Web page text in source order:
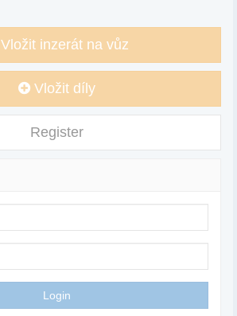
Vložit inzerát na vůz
Vložit díly
Register